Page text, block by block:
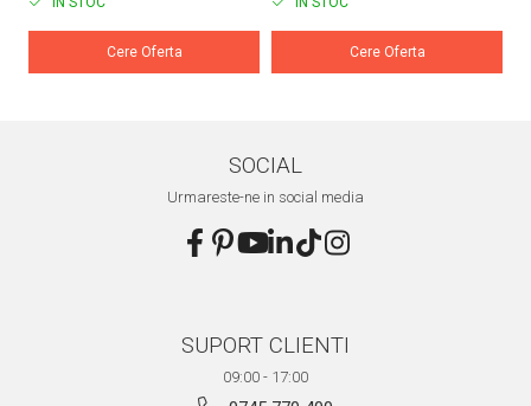
Cere Oferta Cere Oferta
SOCIAL
Urmareste-ne in social media
SUPORT CLIENTI
09:00 - 17:00